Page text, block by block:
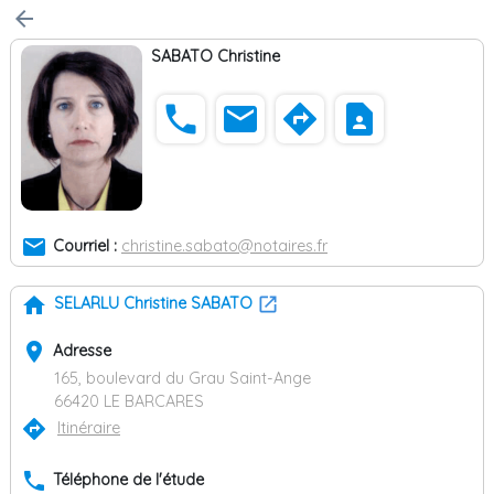
arrow_back
SABATO Christine
phone email directions contact_page
email Courriel : christine.sabato@notaires.fr
home SELARLU Christine SABATO
place Adresse
165, boulevard du Grau Saint-Ange
66420 LE BARCARES
directions Itinéraire
phone Téléphone de l'étude